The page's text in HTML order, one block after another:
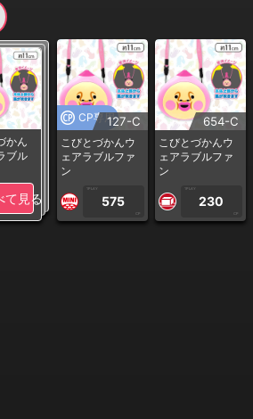
かん
ブル
て見る
CP専用127-C
こびとづかんウ
ェアラブルファ
ン
1PLAY
575
CP
654-C
こびとづかんウ
ェアラブルファ
ン
1PLAY
230
CP